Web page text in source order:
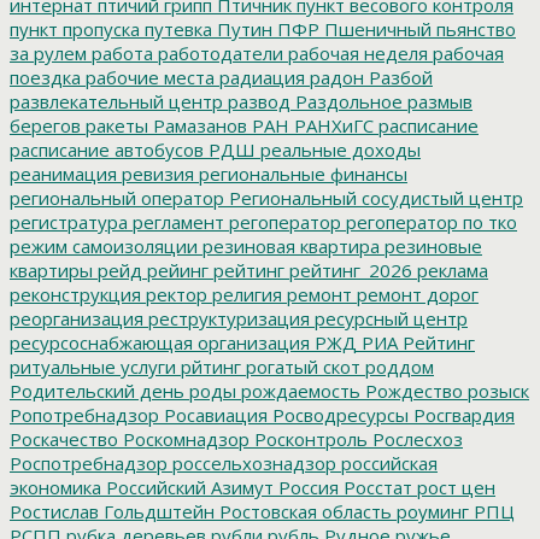
пункт пропуска путевка Путин ПФР Пшеничный пьянство
за рулем работа работодатели рабочая неделя рабочая
поездка рабочие места радиация радон Разбой
развлекательный центр развод Раздольное размыв
берегов ракеты Рамазанов РАН РАНХиГС расписание
расписание автобусов РДШ реальные доходы
реанимация ревизия региональные финансы
региональный оператор Региональный сосудистый центр
регистратура регламент регоператор регоператор по тко
режим самоизоляции резиновая квартира резиновые
квартиры рейд рейинг рейтинг рейтинг_2026 реклама
реконструкция ректор религия ремонт ремонт дорог
реорганизация реструктуризация ресурсный центр
ресурсоснабжающая организация РЖД РИА Рейтинг
ритуальные услуги рйтинг рогатый скот роддом
Родительский день роды рождаемость Рождество розыск
Ропотребнадзор Росавиация Росводресурсы Росгвардия
Роскачество Роскомнадзор Росконтроль Рослесхоз
Роспотребнадзор россельхознадзор российская
экономика Российский Азимут Россия Росстат рост цен
Ростислав Гольдштейн Ростовская область роуминг РПЦ